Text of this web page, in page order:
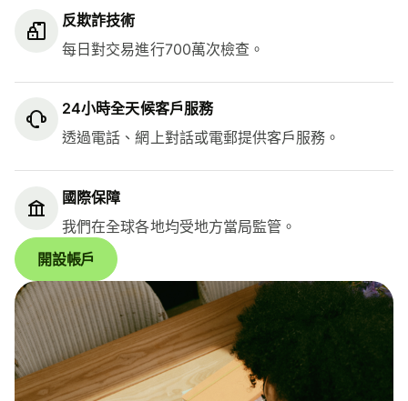
反欺詐技術
每日對交易進行700萬次檢查。
24小時全天候客戶服務
透過電話、網上對話或電郵提供客戶服務。
國際保障
我們在全球各地均受地方當局監管。
開設帳戶